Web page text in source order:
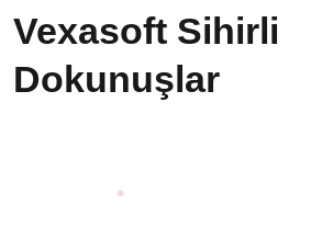
Vexasoft Sihirli
Dokunuşlar